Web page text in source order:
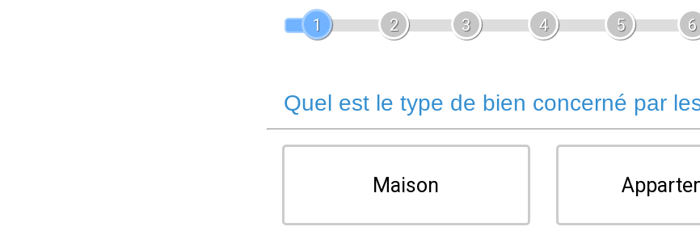
1
2 3 4 5 6
Quel est le type de bien concerné par
Maison